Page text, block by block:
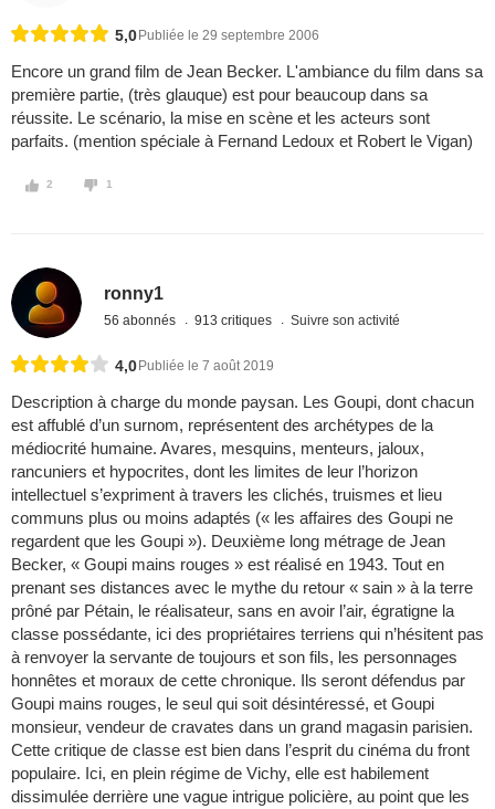
5,0 Publiée le 29 septembre 2006
Encore un grand film de Jean Becker. L'ambiance du film dans sa
première partie, (très glauque) est pour beaucoup dans sa
réussite. Le scénario, la mise en scène et les acteurs sont
parfaits. (mention spéciale à Fernand Ledoux et Robert le Vigan)
2 1
ronny1
56 abonnés 913 critiques Suivre son activité
4,0 Publiée le 7 août 2019
Description à charge du monde paysan. Les Goupi, dont chacun
est affublé d’un surnom, représentent des archétypes de la
médiocrité humaine. Avares, mesquins, menteurs, jaloux,
rancuniers et hypocrites, dont les limites de leur l’horizon
intellectuel s’expriment à travers les clichés, truismes et lieu
communs plus ou moins adaptés (« les affaires des Goupi ne
regardent que les Goupi »). Deuxième long métrage de Jean
Becker, « Goupi mains rouges » est réalisé en 1943. Tout en
prenant ses distances avec le mythe du retour « sain » à la terre
prôné par Pétain, le réalisateur, sans en avoir l’air, égratigne la
classe possédante, ici des propriétaires terriens qui n’hésitent pas
à renvoyer la servante de toujours et son fils, les personnages
honnêtes et moraux de cette chronique. Ils seront défendus par
Goupi mains rouges, le seul qui soit désintéressé, et Goupi
monsieur, vendeur de cravates dans un grand magasin parisien.
Cette critique de classe est bien dans l’esprit du cinéma du front
populaire. Ici, en plein régime de Vichy, elle est habilement
dissimulée derrière une vague intrigue policière, au point que les